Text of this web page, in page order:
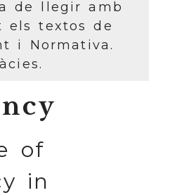
de llegir amb
els textos de
i Normativa.
of
in